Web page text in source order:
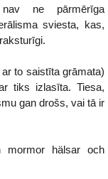
ne pārmērīga
sviesta, kas,
to saistīta grāmata)
tiks izlasīta. Tiesa,
gan drošs, vai tā ir
mormor hälsar och